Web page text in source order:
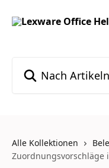
Alle Kollektionen
Zuordnungsvorschläge